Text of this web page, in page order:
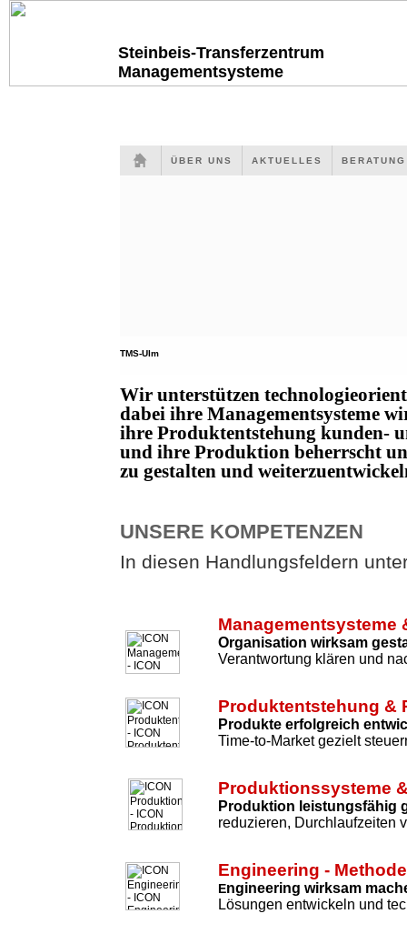
Steinbeis-Transferzentrum
Managementsysteme
ÜBER UNS AKTUELLES
TMS-Ulm
Wir unterstützen
dabei ihre Managementsysteme
ihre Produktentstehung kunden-
und ihre Produktion beherrscht
zu gestalten und
UNSERE KOMPETENZEN
In diesen Handlungsfeldern
Managementsysteme
Organisation wirksam
Verantwortung klären und
Produktentstehung &
Produkte erfolgreich
Time-to-Market gezielt
Produktionssysteme
Produktion leistungsfähig
reduzieren, Durchlaufzeiten
Engineering -
Engineering wirksam
Lösungen entwickeln und